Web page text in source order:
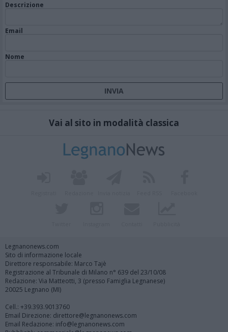
Descrizione
Email
Nome
Vai al sito in modalità classica
Legnanonews.com
Sito di informazione locale
Direttore responsabile: Marco Tajè
Registrazione al Tribunale di Milano n° 639 del 23/10/08
Redazione: Via Matteotti, 3 (presso Famiglia Legnanese)
20025 Legnano (MI)
Cell.: +39.393.9013760
Email Direzione: direttore@legnanonews.com
Email Redazione: info@legnanonews.com